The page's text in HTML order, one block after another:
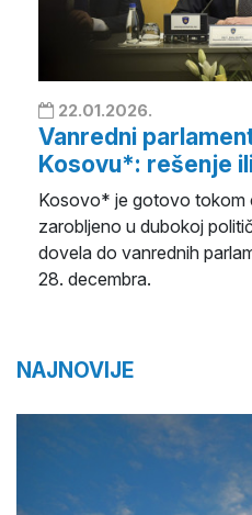
22.01.2026.
Vanredni
Kosovu*: rešenje
Kosovo* je gotovo tokom
zarobljeno u dubokoj
dovela do vanrednih
28. decembra.
NAJNOVIJE